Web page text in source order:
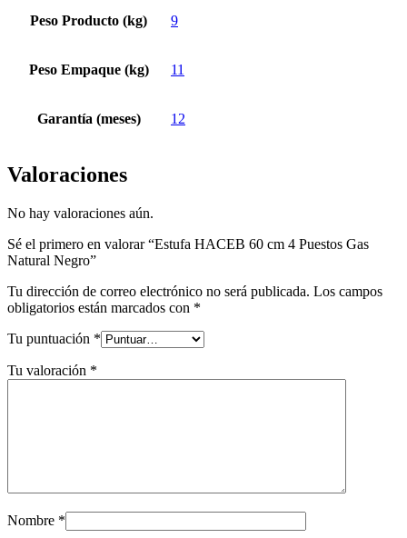
Peso Producto (kg) 9
Peso Empaque (kg) 11
Garantía (meses) 12
Valoraciones
No hay valoraciones aún.
Sé el primero en valorar “Estufa HACEB 60 cm 4 Puestos Gas
Natural Negro”
Tu dirección de correo electrónico no será publicada. Los campos
obligatorios están marcados con *
Tu puntuación *
Tu valoración *
Nombre *